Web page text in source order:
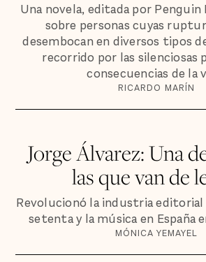
Una novela, editada por Penguin
sobre personas cuyas
desembocan en diversos tipos
recorrido por las silenciosas
consecuencias de la
RICARDO MARÍN
Jorge Álvarez: Una
las que van de
Revolucionó la industria editorial
setenta y la música en España
MÓNICA YEMAYEL